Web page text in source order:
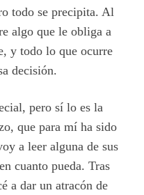
todo se precipita. Al
algo que le obliga a
y todo lo que ocurre
decisión.
pero sí lo es la
que para mí ha sido
a leer alguna de sus
cuanto pueda. Tras
a dar un atracón de